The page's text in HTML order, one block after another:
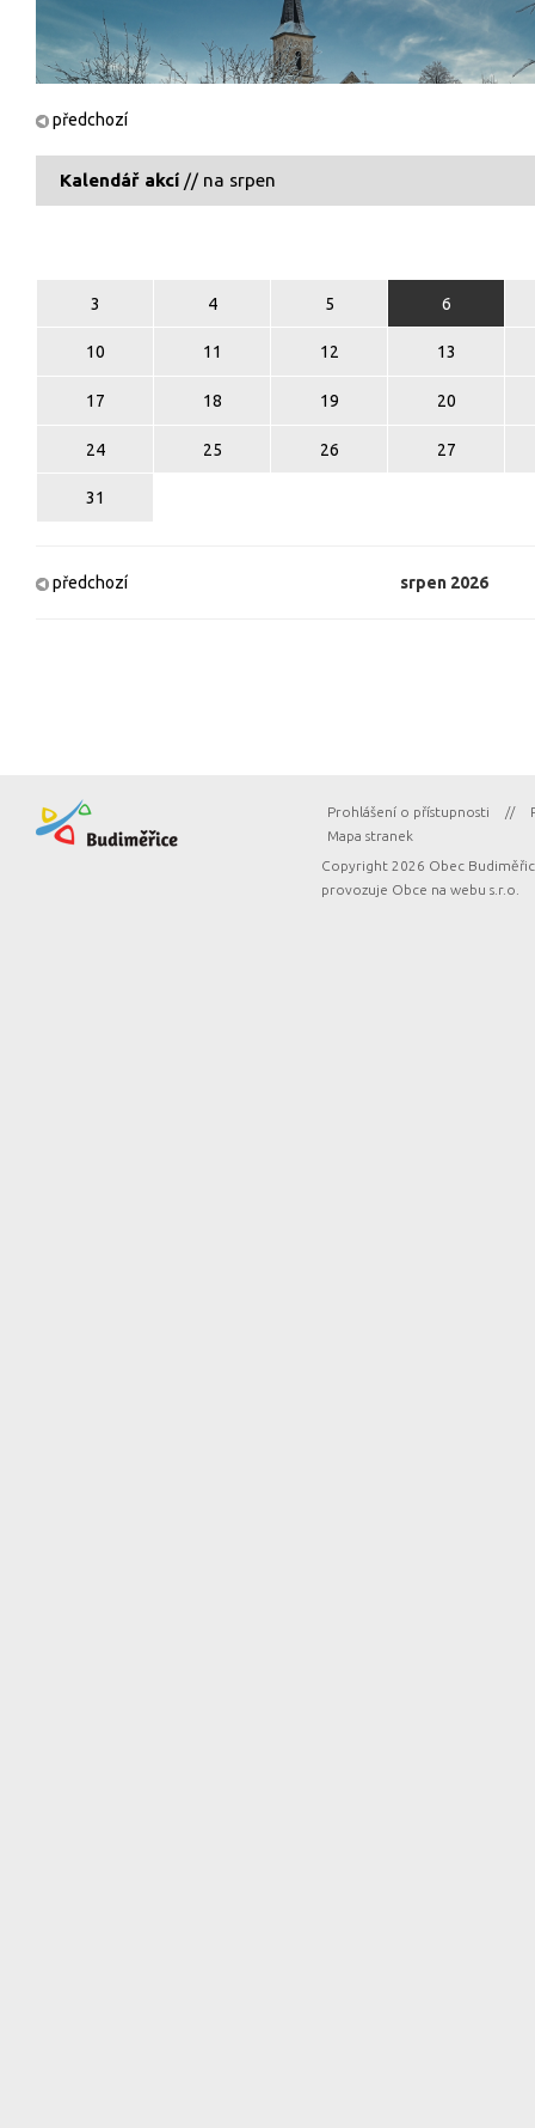
předchozí
Kalendář akcí // na srpen
3 4 5 6
10 11 12 13
17 18 19 20
24 25 26 27
31
předchozí srpen 2026
Prohlášení o přístupnosti //
Mapa stranek
Copyright 2026 Obec
provozuje Obce na webu s.r.o.